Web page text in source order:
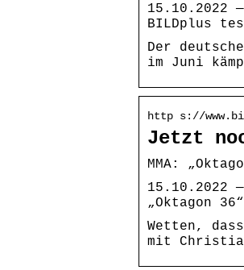
15.10.2022
BILDplus
Der
im Juni
http s://
Jetzt
MMA:
15.10.2022
„Oktagon
Wetten,
mit